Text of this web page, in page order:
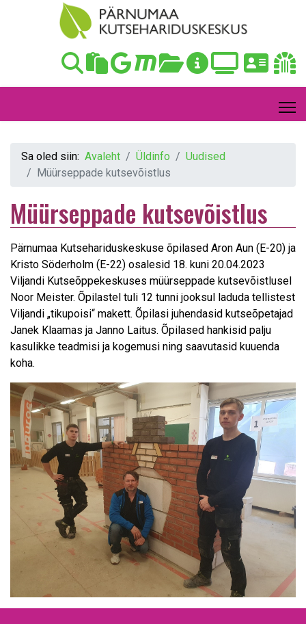
Sa oled siin: Avaleht Üldinfo
Uudised
Müürseppade kutsevõistlus
Müürseppade kutsevõistlus
Pärnumaa Kutsehariduskeskuse õpilased Aron Aun (E-20) ja
Kristo Söderholm (E-22) osalesid 18. kuni 20.04.2023
Viljandi Kutseõppekeskuses müürseppade kutsevõistlusel
Noor Meister. Õpilastel tuli 12 tunni jooksul laduda tellistest
Viljandi „tikupoisi“ makett. Õpilasi juhendasid kutseõpetajad
Janek Klaamas ja Janno Laitus. Õpilased hankisid palju
kasulikke teadmisi ja kogemusi ning saavutasid kuuenda
koha.